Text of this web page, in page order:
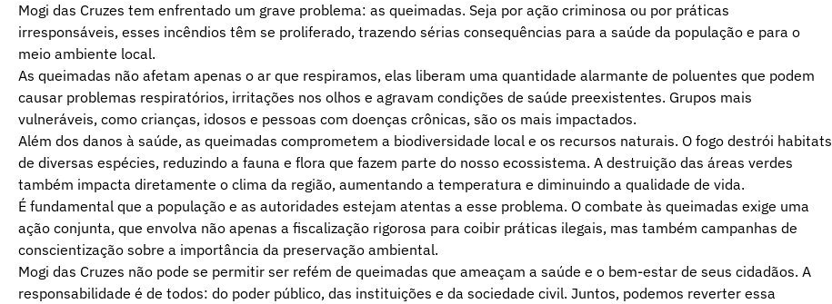
Mogi das Cruzes tem enfrentado um grave problema: as queimadas. Seja por ação criminosa ou por práticas
irresponsáveis, esses incêndios têm se proliferado, trazendo sérias consequências para a saúde da população e para o
meio ambiente local.
As queimadas não afetam apenas o ar que respiramos, elas liberam uma quantidade alarmante de poluentes que podem
causar problemas respiratórios, irritações nos olhos e agravam condições de saúde preexistentes. Grupos mais
vulneráveis, como crianças, idosos e pessoas com doenças crônicas, são os mais impactados.
Além dos danos à saúde, as queimadas comprometem a biodiversidade local e os recursos naturais. O fogo destrói habitats
de diversas espécies, reduzindo a fauna e flora que fazem parte do nosso ecossistema. A destruição das áreas verdes
também impacta diretamente o clima da região, aumentando a temperatura e diminuindo a qualidade de vida.
É fundamental que a população e as autoridades estejam atentas a esse problema. O combate às queimadas exige uma
ação conjunta, que envolva não apenas a fiscalização rigorosa para coibir práticas ilegais, mas também campanhas de
conscientização sobre a importância da preservação ambiental.
Mogi das Cruzes não pode se permitir ser refém de queimadas que ameaçam a saúde e o bem-estar de seus cidadãos. A
responsabilidade é de todos: do poder público, das instituições e da sociedade civil. Juntos, podemos reverter essa